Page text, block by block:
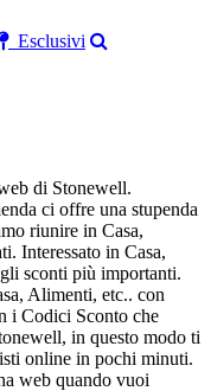
Esclusivi
di Stonewell.
ci offre una stupenda
riunire in Casa,
Interessato in Casa,
sconti più importanti.
Alimenti, etc.. con
i Codici Sconto che
in questo modo ti
online in pochi minuti.
web quando vuoi